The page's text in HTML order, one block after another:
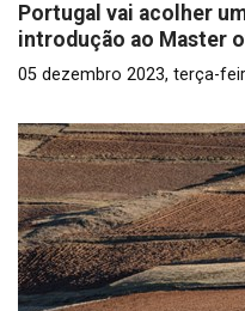
Portugal vai acolher
introdução ao Master
05 dezembro 2023, terça-